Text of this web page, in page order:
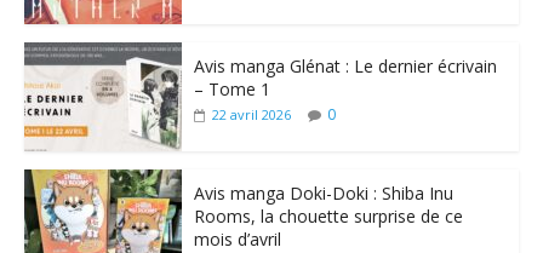
Avis manga Glénat : Le dernier écrivain
– Tome 1
22 avril 2026 0
Avis manga Doki-Doki : Shiba Inu
Rooms, la chouette surprise de ce
mois d’avril